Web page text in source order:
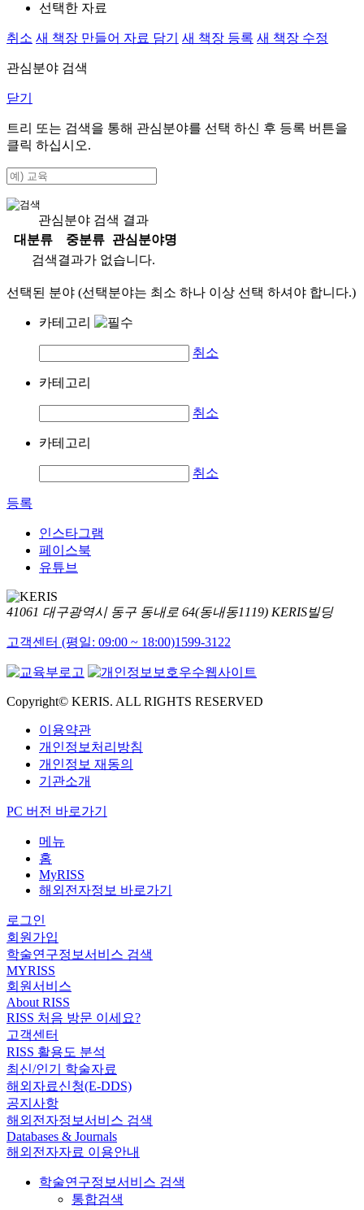
선택한 자료
취소 새 책장 만들어 자료 담기 새 책장 등록 새 책장 수정
관심분야 검색
닫기
트리 또는 검색을 통해 관심분야를 선택 하신 후 등록 버튼을
클릭 하십시오.
관심분야 검색 결과
대분류
중분류
관심분야명
검색결과가 없습니다.
선택된 분야 (선택분야는 최소 하나 이상 선택 하셔야 합니다.)
카테고리
취소
카테고리
취소
카테고리
취소
등록
인스타그램
페이스북
유튜브
41061 대구광역시 동구 동내로 64(동내동1119) KERIS빌딩
고객센터 (평일: 09:00 ~ 18:00)1599-3122
Copyright© KERIS. ALL RIGHTS RESERVED
이용약관
개인정보처리방침
개인정보 재동의
기관소개
PC 버전 바로가기
메뉴
홈
MyRISS
해외전자정보 바로가기
로그인
회원가입
학술연구정보서비스 검색
MYRISS
회원서비스
About RISS
RISS 처음 방문 이세요?
고객센터
RISS 활용도 분석
최신/인기 학술자료
해외자료신청(E-DDS)
공지사항
해외전자정보서비스 검색
Databases & Journals
해외전자자료 이용안내
학술연구정보서비스 검색
통합검색